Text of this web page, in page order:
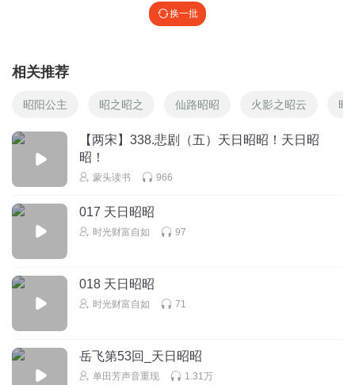
换一批
相关推荐
昭阳公主 昭之昭之 仙路昭昭 火影之昭云 昭
【两宋】338.悲剧（五）天日昭昭！天日昭
昭！
蒙头读书 966
017 天日昭昭
时光财富自如 97
018 天日昭昭
时光财富自如 71
岳飞第53回_天日昭昭
单田芳声音重现 1.31万